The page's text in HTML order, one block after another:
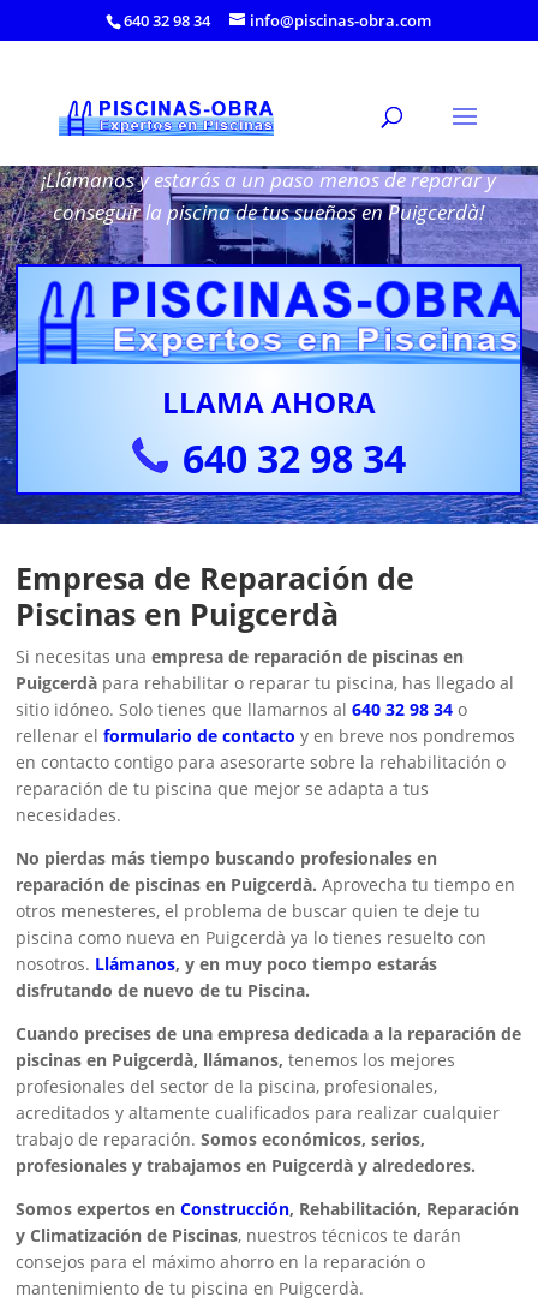
640 32 98 34 info@piscinas-obra.com
Reparación de Piscinas en Puigcerdà
¡Llámanos y estarás a un paso menos de reparar y
conseguir la piscina de tus sueños en Puigcerdà!
LLAMA AHORA
640 32 98 34
Empresa de Reparación de
Piscinas en Puigcerdà
Si necesitas unaempresa de reparación de piscinas en
Puigcerdà para rehabilitar o reparar tu piscina, has llegado al
sitio idóneo. Solo tienes que llamarnos al640 32 98 34 o
rellenar elformulario de contacto y en breve nos pondremos
en contacto contigo para asesorarte sobre la rehabilitación o
reparación de tu piscina que mejor se adapta a tus
necesidades.
No pierdas más tiempo buscando profesionales en
reparación de piscinas en Puigcerdà. Aprovecha tu tiempo en
otros menesteres, el problema de buscar quien te deje tu
piscina como nueva en Puigcerdà ya lo tienes resuelto con
nosotros. Llámanos, y en muy poco tiempo estarás
disfrutando de nuevo de tu Piscina.
Cuando precises de una empresa dedicada a la reparación de
piscinas en Puigcerdà, llámanos, tenemos los mejores
profesionales del sector de la piscina, profesionales,
acreditados y altamente cualificados para realizar cualquier
trabajo de reparación.Somos económicos, serios,
profesionales y trabajamos en Puigcerdà y alrededores.
Somos expertos enConstrucción, Rehabilitación, Reparación
y Climatización de Piscinas, nuestros técnicos te darán
consejos para el máximo ahorro en la reparación o
mantenimiento de tu piscina en Puigcerdà.